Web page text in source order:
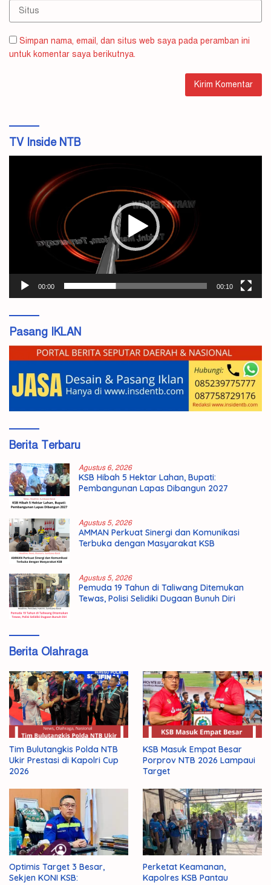
Simpan nama, email, dan situs web saya pada peramban ini
untuk komentar saya berikutnya.
TV Inside NTB
00:00 00:10
Pasang IKLAN
Berita Terbaru
Agustus 6, 2026
KSB Hibah 5 Hektar Lahan, Bupati:
Pembangunan Lapas Dibangun 2027
Agustus 5, 2026
AMMAN Perkuat Sinergi dan Komunikasi
Terbuka dengan Masyarakat KSB
Agustus 5, 2026
Pemuda 19 Tahun di Taliwang Ditemukan
Tewas, Polisi Selidiki Dugaan Bunuh Diri
Berita Olahraga
Tim Bulutangkis Polda NTB
Ukir Prestasi di Kapolri Cup
2026
KSB Masuk Empat Besar
Porprov NTB 2026 Lampaui
Target
Optimis Target 3 Besar,
Sekjen KONI KSB:
Perketat Keamanan,
Kapolres KSB Pantau